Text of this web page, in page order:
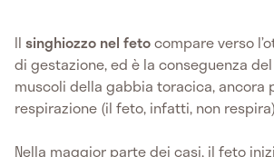
Il singhiozzo nel fetocompare verso
di gestazione, ed è la conseguenza
muscoli della gabbia toracica, ancora
respirazione (il feto, infatti, non
Nella maggior parte dei casi, il feto